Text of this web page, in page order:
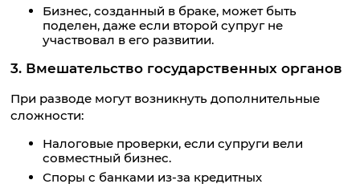
Бизнес, созданный в браке, может быть
поделен, даже если второй супруг не
участвовал в его развитии.
3. Вмешательство государственных органов
При разводе могут возникнуть дополнительные
сложности:
Налоговые проверки, если супруги вели
совместный бизнес.
Споры с банками из-за кредитных